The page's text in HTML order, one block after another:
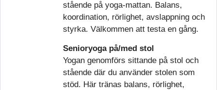
stående på yoga-mattan. Balans,
koordination, rörlighet, avslappning och
styrka. Välkommen att testa en gång.
Senioryoga på/med stol
Yogan genomförs sittande på stol och
stående där du använder stolen som
stöd. Här tränas balans, rörlighet,